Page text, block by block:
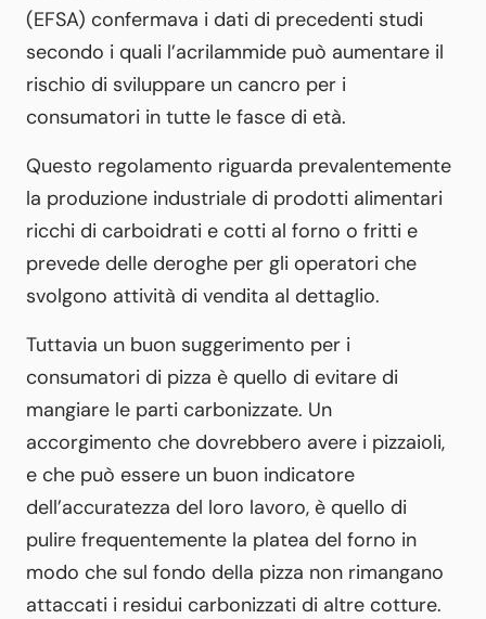
(EFSA) confermava i dati di precedenti studi
secondo i quali l’acrilammide può aumentare il
rischio di sviluppare un cancro per i
consumatori in tutte le fasce di età.
Questo regolamento riguarda prevalentemente
la produzione industriale di prodotti alimentari
ricchi di carboidrati e cotti al forno o fritti e
prevede delle deroghe per gli operatori che
svolgono attività di vendita al dettaglio.
Tuttavia un buon suggerimento per i
consumatori di pizza è quello di evitare di
mangiare le parti carbonizzate. Un
accorgimento che dovrebbero avere i pizzaioli,
e che può essere un buon indicatore
dell’accuratezza del loro lavoro, è quello di
pulire frequentemente la platea del forno in
modo che sul fondo della pizza non rimangano
attaccati i residui carbonizzati di altre cotture.